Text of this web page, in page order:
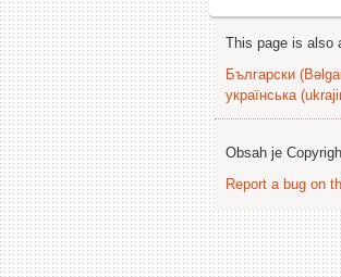
This page is also
Български
українська
Obsah je
Report a bug on